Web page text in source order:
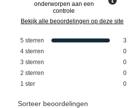
onderworpen aan een
controle
Bekijk alle beoordelingen op deze site
5 sterren
3
4 sterren
0
3 sterren
0
2 sterren
0
1 ster 0
Sorteer beoordelingen